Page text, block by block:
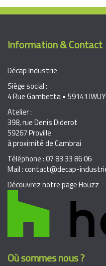
Information & Contact
Décap Industrie
Siège social :
4 Rue Gambetta • 59141 IWUY
Atelier :
398, rue Denis Diderot
59267 Proville
à proximité de Cambrai
Téléphone : 07 83 33 86 06
Mail : contact@decap-
Découvrez notre page Houzz
Où sommes nous ?